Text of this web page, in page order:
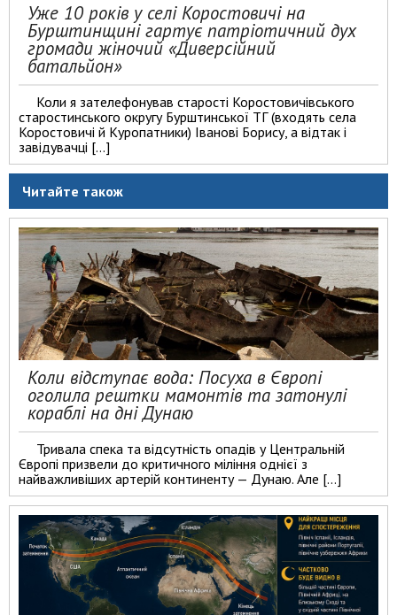
Уже 10 років у селі Коростовичі на
Бурштинщині гартує патріотичний дух
громади жіночий «Диверсійний
батальйон»
Коли я зателефонував старості Коростовичівського
старостинського округу Бурштинської ТГ (входять села
Коростовичі й Куропатники) Іванові Борису, а відтак і
завідувачці […]
Читайте також
Коли відступає вода: Посуха в Європі
оголила рештки мамонтів та затонулі
кораблі на дні Дунаю
Тривала спека та відсутність опадів у Центральній
Європі призвели до критичного міління однієї з
найважливіших артерій континенту — Дунаю. Але […]